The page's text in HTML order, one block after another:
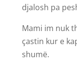
djalosh pa
Mami im nuk
çastin kur e
shumë.